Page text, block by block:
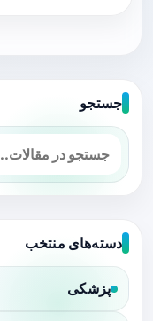
جستجو
دسته‌های منتخب
پزشکی